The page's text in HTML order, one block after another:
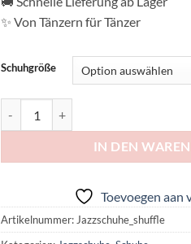
✨ Von Tänzern für Tänzer
Schuhgröße
IN DEN
Toevoegen aan
Artikelnummer: Jazzschuhe_shuffle